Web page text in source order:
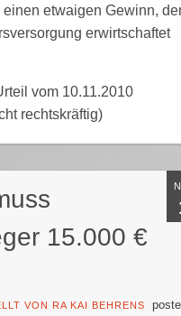
etwaigen Gewinn,
erwirtschaftet
vom 10.11.2010
rechtskräftig)
15.000 €
VON RA KAI BEHRENS